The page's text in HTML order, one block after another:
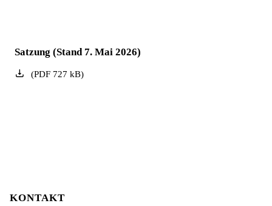
Satzung (Stand 7. Mai 2026)
(PDF727 kB)
KONTAKT